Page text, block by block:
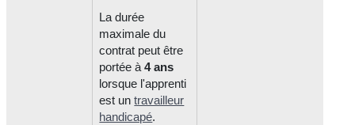
La durée
maximale du
contrat peut être
portée à4 ans
lorsque l'apprenti
est untravailleur
handicapé.